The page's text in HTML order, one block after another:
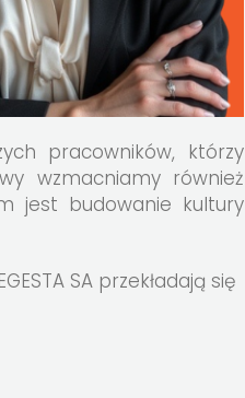
pracowników, którzy
wzmacniamy również
jest budowanie kultury
SA przekładają się